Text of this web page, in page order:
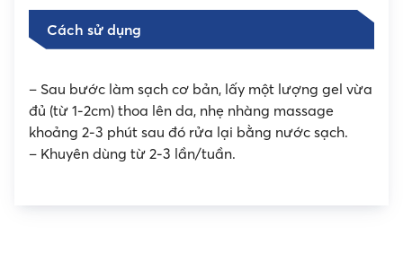
Cách sử dụng
– Sau bước làm sạch cơ bản, lấy một lượng gel vừa
đủ (từ 1-2cm) thoa lên da, nhẹ nhàng massage
khoảng 2-3 phút sau đó rửa lại bằng nước sạch.
– Khuyên dùng từ 2-3 lần/tuần.